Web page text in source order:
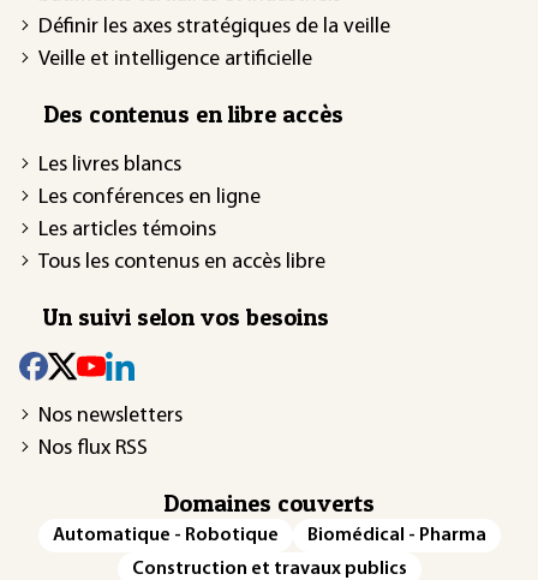
Définir les axes stratégiques de la veille
Veille et intelligence artificielle
Des contenus en libre accès
Les livres blancs
Les conférences en ligne
Les articles témoins
Tous les contenus en accès libre
Un suivi selon vos besoins
Nos newsletters
Nos flux RSS
Domaines couverts
Automatique - Robotique
Biomédical - Pharma
Construction et travaux publics